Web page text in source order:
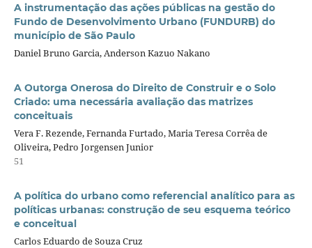
A instrumentação das ações públicas na gestão do
Fundo de Desenvolvimento Urbano (FUNDURB) do
município de São Paulo
Daniel Bruno Garcia, Anderson Kazuo Nakano
A Outorga Onerosa do Direito de Construir e o Solo
Criado: uma necessária avaliação das matrizes
conceituais
Vera F. Rezende, Fernanda Furtado, Maria Teresa Corrêa de
Oliveira, Pedro Jorgensen Junior
51
A política do urbano como referencial analítico para as
políticas urbanas: construção de seu esquema teórico
e conceitual
Carlos Eduardo de Souza Cruz